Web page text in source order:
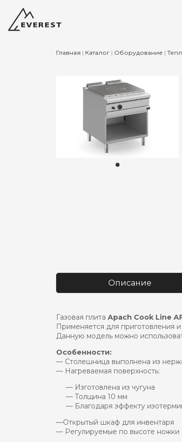
Главная | Каталог | Оборудование |
Описание
Газовая плита Apach Cook Line
Применяется для приготовления
Данную модель можно
Особенности:
— Столешница выполнена из
— Нагреваемая поверхность:
— Изготовлена из чугуна
— Толщина 10 мм
— Благодаря эффекту
—Открытый шкаф для инвентаря
— Регулируемые по высоте ножки